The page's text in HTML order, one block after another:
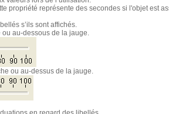
propriété représente des secondes si l'objet est
s’ils sont affichés.
au-dessous de la jauge.
ou au-dessus de la jauge.